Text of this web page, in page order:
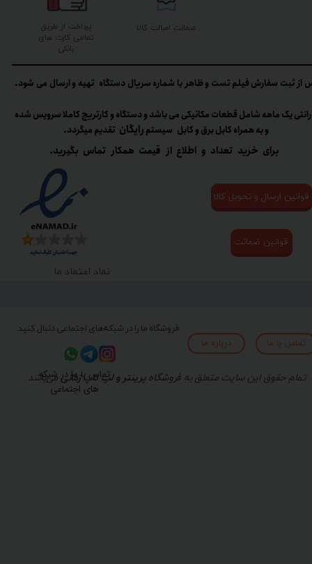
تمام حقوق این سایت متعلق به فروشگاهپرینتر و لپ تاپ زمانی می‌باشد.
پرداخت از طریق
تمامی کارت های
بانکی
ضمانت اصالت کالا
فروشگاه ما را در شبکه‌های اجتماعی دنبال کنید:
نماد اعتماد ما
تماس با ما درباره ما
برای خرید تعداد و اطلاع از قیمت همکار تماس بگیرید.
از ثبت سفارش فیلم تست و ظاهر با شماره سریال دستگاه تهیه و ارسال می شود.
تماس با ما در شبکه
های اجتماعی
یک ماهه شامل قطعات مکانیکی می باشد و دستگاه و کارتریج کاملا سرویس شده
و به همراه کابل برق و کابل سیستم رایگان تقدیم میگردد.​​​​​​​
قوانین ارسال و تحویل کالا
قوانین ضمانت